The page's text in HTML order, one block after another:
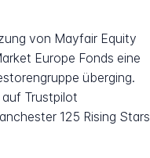
von Mayfair Equity
Europe Fonds eine
überging.
Trustpilot
125 Rising Stars